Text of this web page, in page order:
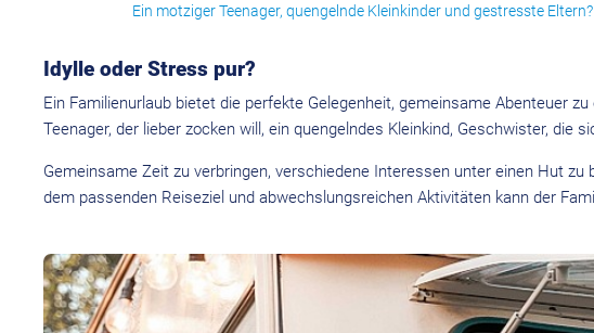
Ein motziger Teenager, quengelnde Kleinkinder und gestresste
Idylle oder Stress pur?
Ein Familienurlaub bietet die perfekte Gelegenheit, gemeinsame Abenteuer
Teenager, der lieber zocken will, ein quengelndes Kleinkind, Geschwister,
Gemeinsame Zeit zu verbringen, verschiedene Interessen unter einen Hut
dem passenden Reiseziel und abwechslungsreichen Aktivitäten kann der